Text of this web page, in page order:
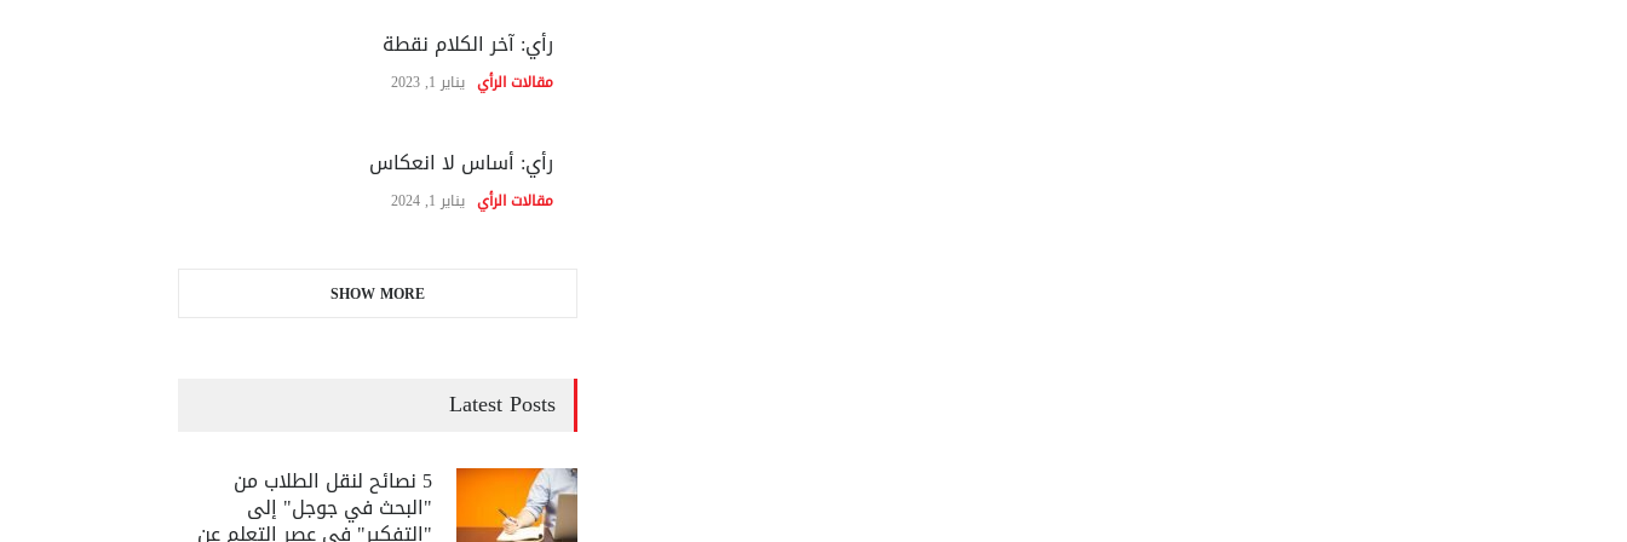
رأي: آخر الكلام نقطة
مقالات الرأي يناير 1, 2023
رأي: أساس لا انعكاس
مقالات الرأي يناير 1, 2024
SHOW MORE
Latest Posts
5 نصائح لنقل الطلاب من
"البحث في جوجل" إلى
"التفكير" في عصر التعلم عن